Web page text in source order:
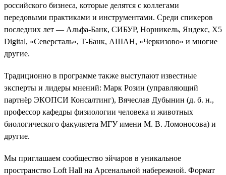
российского бизнеса, которые делятся с коллегами
передовыми практиками и инструментами. Среди спикеров
последних лет — Альфа-Банк, СИБУР, Норникель, Яндекс, Х5
Digital, «Северсталь», Т-Банк, АШАН, «Черкизово» и многие
другие.
Традиционно в программе также выступают известные
эксперты и лидеры мнений: Марк Розин (управляющий
партнёр ЭКОПСИ Консалтинг), Вячеслав Дубынин (д. б. н.,
профессор кафедры физиологии человека и животных
биологического факультета МГУ имени М. В. Ломоносова) и
другие.
Мы приглашаем сообщество эйчаров в уникальное
пространство Loft Hall на Арсенальной набережной. Формат